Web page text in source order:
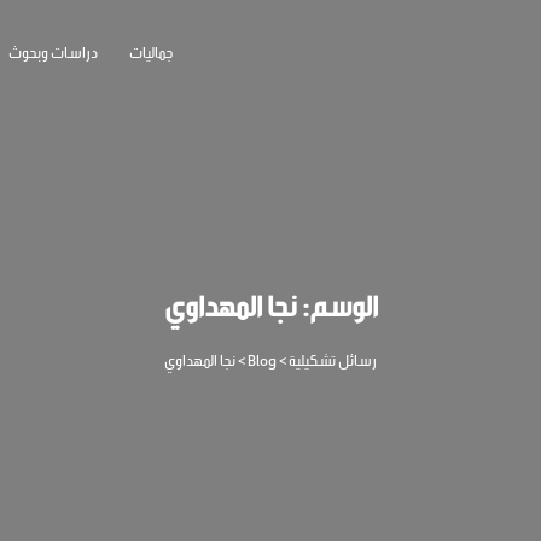
جماليات دراسات وبحوث
الوسم:نجا المهداوي
رسائل تشكيلية>
Blog
>نجا المهداوي